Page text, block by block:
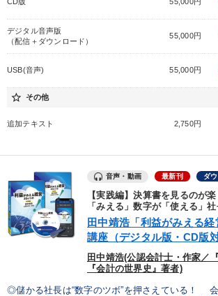
デジタル音声版
（配信＋ダウンロード）
55,000円
USB(音声) 55,000円
star_border その他
追加テキスト 2,750円
音声・動画 最新刊 ダ
【実践編】決算書を見るのが
「みえる」数字が「使える」
田中靖浩「利益がみえる
講座（デジタル版・CD版対
田中靖浩(公認会計士・作家／
『会計の世界史』著者)
◎儲かる社長は“数字のツボ”を押さえている！